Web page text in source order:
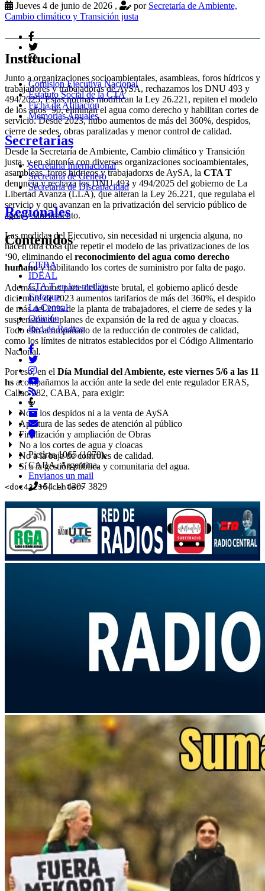
Jueves 4 de junio de 2026 , por Secretaría de Ambiente,
Cambio climático y Transición justa
Junto a organizaciones socioambientales, asambleas, foros hídricos y
trabajadores y trabajadoras de AySA, rechazamos los DNU 493 y
494/2025. Estas normas modifican la Ley 26.221, repiten el modelo
de los años ‘90, eliminan el agua como derecho y habilitan cortes de
servicio. Desde 2023, hubo aumentos de más del 360%, despidos,
cierre de sedes, obras paralizadas y menor control de calidad.
Desde la Secretaría de Ambiente, Cambio climático y Transición
justa, y en sintonía con diversas organizaciones socioambientales,
asambleas, foros hídricos y trabajadorxs de AySA, la CTA T
denuncia y rechaza los DNU 493 y 494/2025 del gobierno de La
Libertad Avanza (LLA), que alteran la Ley 26.221, que regulaba el
servicio y que avanzan en la privatización del servicio público de
agua y saneamiento.
Las medidas del Ejecutivo, sin necesidad ni urgencia alguna, no
hacen otra cosa que repetir el modelo de las privatizaciones de los
‘90, eliminando el reconocimiento del agua como derecho
humanoy habilitando los cortes de suministro por falta de pago.
Además, como parte del ajuste brutal, el gobierno aplicó desde
diciembre de 2023 aumentos tarifarios de más del 360%, el despido
de más del 20% de la planta de trabajadores, el cierre de sedes y la
suspensión de planes de expansión de la red de agua y cloacas.
Todo ello acompañado de la reducción de controles de calidad,
como los límites de nitratos establecidos por el Código Alimentario
Nacional.
Por eso, en el Día Mundial del Ambiente, este viernes 5/6 a las 11
hs acompañamos la acción ante la sede del ente regulador ERAS,
Callao 982, CABA, para exigir:
No a los despidos ni a la venta de AySA
Apertura de las sedes de atención al público
Finalización y ampliación de Obras
No a los cortes de agua y cloacas
No a la baja de controles de calidad.
Sí a la gestión pública y comunitaria del agua.
<doc43236|center>
Institucional
Comision Ejecutiva Nacional
Estatuto Social de la CTA
Ficha de Afiliacion
Memorias Anuales
Secretarias
Secretaria Internacional
Secretaria de Género
Secretaria de Discapacidad
Regionales
Contenidos
CIFRA
IDEAL
CTA T en los medios
Enfoque
La Central
Opinión
Red de Radios
Piedras 1065 (1070),
CABA, Argentina.
Envianos un mail
+54 11 4307 3829